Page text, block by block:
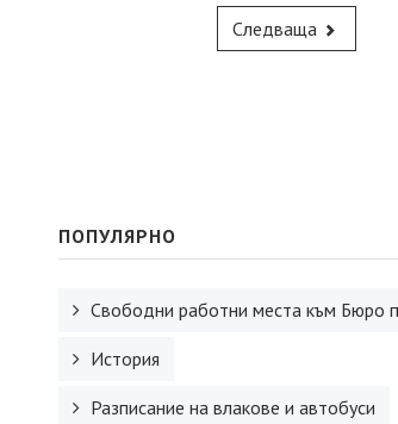
Следваща
ПОПУЛЯРНО
Свободни работни места към Бюро
История
Разписание на влакове и автобуси